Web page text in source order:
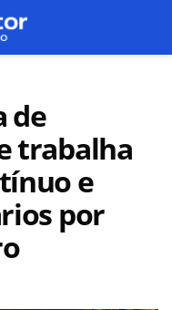
de
trabalha
e
por